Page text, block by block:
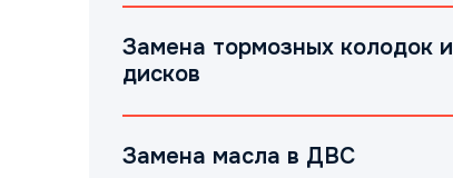
Замена тормозных колодок и
дисков
Замена масла в ДВС